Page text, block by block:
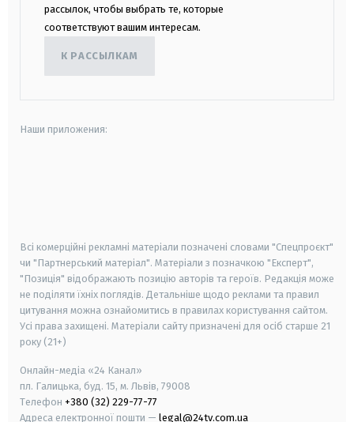
рассылок, чтобы выбрать те, которые
соответствуют вашим интересам.
К РАССЫЛКАМ
Наши приложения:
Всі комерційні рекламні матеріали позначені словами "Спецпроєкт"
чи "Партнерський матеріал". Матеріали з позначкою "Експерт",
"Позиція" відображають позицію авторів та героїв. Редакція може
не поділяти їхніх поглядів. Детальніше щодо реклами та правил
цитування можна ознайомитись в правилах користування сайтом.
Усі права захищені. Матеріали сайту призначені для осіб старше 21
року (21+)
Онлайн-медіа «24 Канал»
пл. Галицька, буд. 15, м. Львів, 79008
Телефон +380 (32) 229-77-77
Адреса електронної пошти — legal@24tv.com.ua